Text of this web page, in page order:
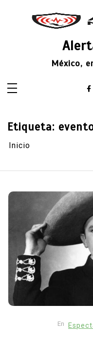
México,
Etiqueta:
Inicio
En